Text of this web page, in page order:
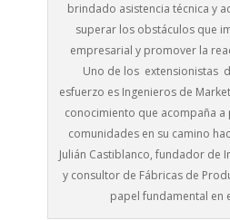
brindado asistencia técnica y
superar los obstáculos que
empresarial y promover la
Uno de los extensionistas
esfuerzo es Ingenieros de
conocimiento que acompaña a
comunidades en su camino
Julián Castiblanco, fundador de
y consultor de Fábricas de
papel fundamental en